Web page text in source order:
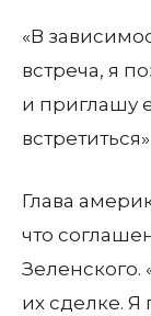
«В
встреча, я
и приглашу
Глава
что
Зеленского.
их сделке.